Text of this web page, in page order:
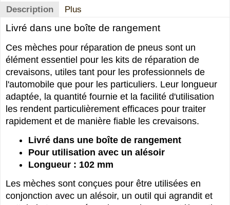
Description Plus
Livré dans une boîte de rangement
Ces mèches pour réparation de pneus sont un
élément essentiel pour les kits de réparation de
crevaisons, utiles tant pour les professionnels de
l'automobile que pour les particuliers. Leur longueur
adaptée, la quantité fournie et la facilité d'utilisation
les rendent particulièrement efficaces pour traiter
rapidement et de manière fiable les crevaisons.
Livré dans une boîte de rangement
Pour utilisation avec un alésoir
Longueur : 102 mm
Les mèches sont conçues pour être utilisées en